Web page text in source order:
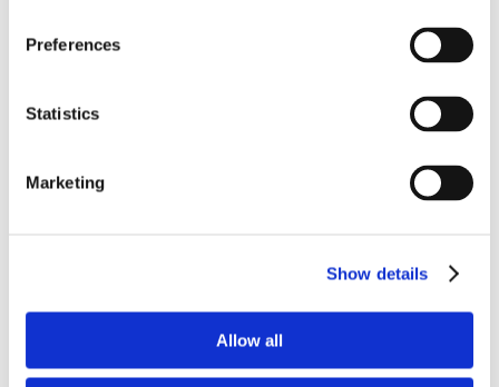
Preferences
Statistics
Marketing
Show details
Allow all
21 Luglio 2026
Diritto del Lavoro, Michela Colitta, Sentenze Cassazione
News.